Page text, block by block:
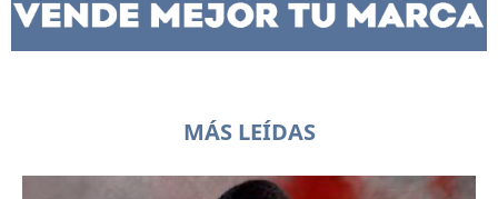
MÁS LEÍDAS